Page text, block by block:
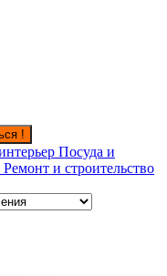
!
Посуда и
Ремонт и строительство